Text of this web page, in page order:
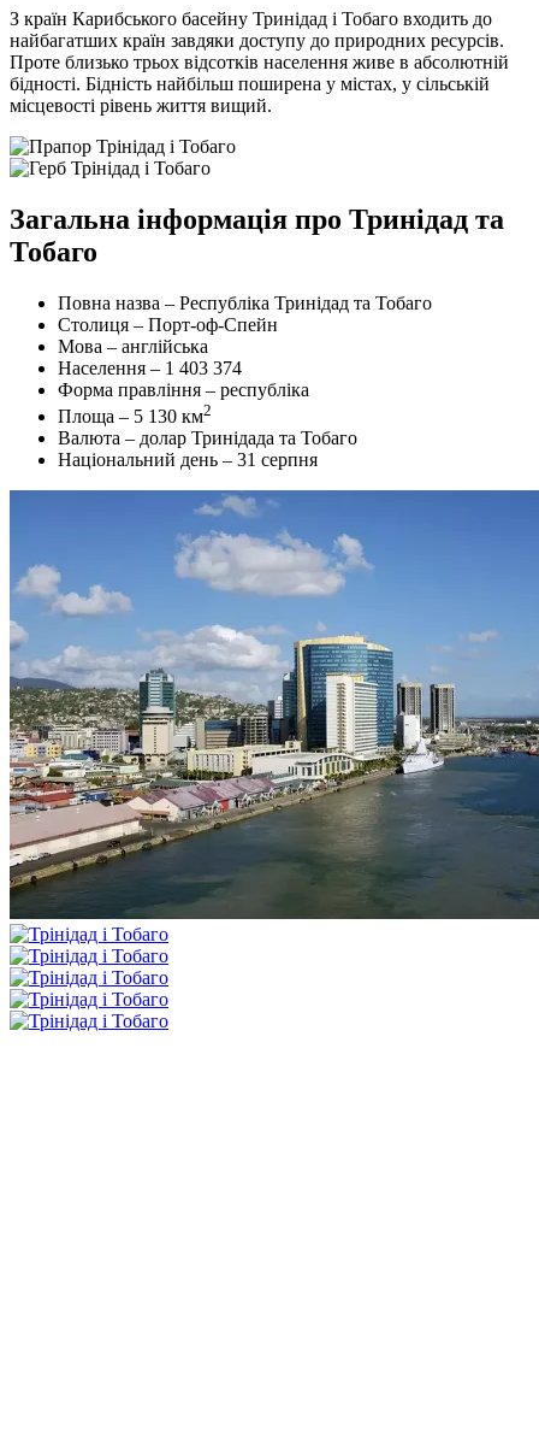
З країн Карибського басейну Тринідад і Тобаго входить до
найбагатших країн завдяки доступу до природних ресурсів.
Проте близько трьох відсотків населення живе в абсолютній
бідності. Бідність найбільш поширена у містах, у сільській
місцевості рівень життя вищий.
Загальна інформація про Тринідад та
Тобаго
Повна назва – Республіка Тринідад та Тобаго
Столиця – Порт-оф-Спейн
Мова – англійська
Населення – 1 403 374
Форма правління – республіка
Площа – 5 130 км2
Валюта – долар Тринідада та Тобаго
Національний день – 31 серпня